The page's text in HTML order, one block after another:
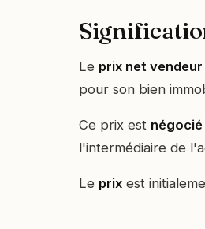
Le prix net vendeur
pour son bien
Ce prix est négocié
l'intermédiaire de
Le prix est